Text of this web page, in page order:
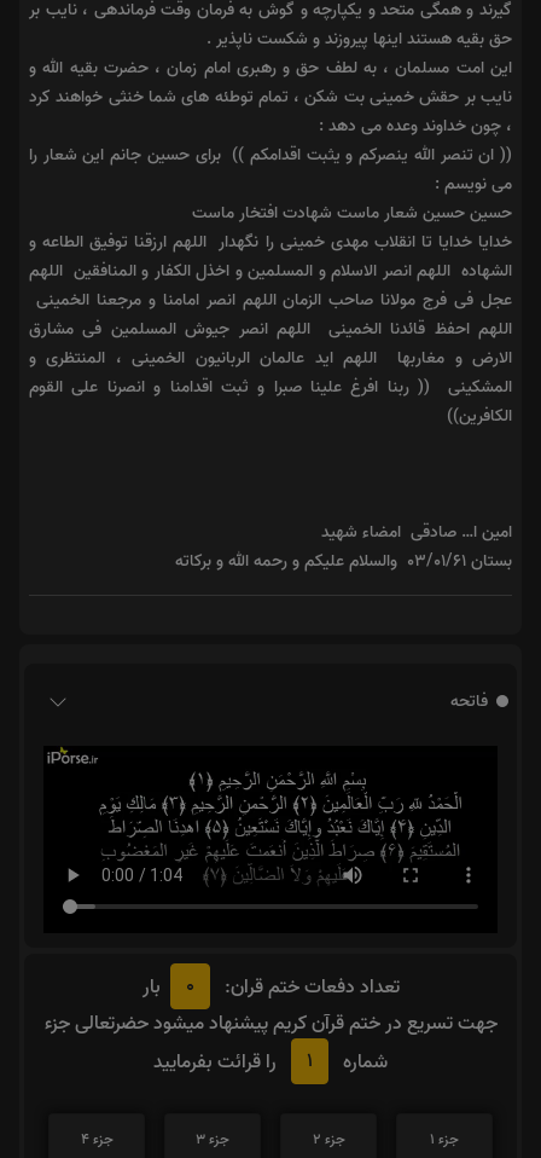
گیرند و همگى متحد و یکپارچه و گوش به فرمان وقت فرماندهى ، نایب بر
حق بقیه هستند اینها پیروزند و شکست ناپذیر .
این امت مسلمان ، به لطف حق و رهبرى امام زمان ، حضرت بقیه الله و
نایب بر حقش خمینى بت شکن ، تمام توطئه هاى شما خنثى خواهند کرد
، چون خداوند وعده مى دهد :
(( ان تنصر الله ینصرکم و یثبت اقدامکم )) ‎ ‏براى حسین جانم این شعار را
مى نویسم :
حسین حسین شعار ماست شهادت افتخار ماست ‎
‏خدایا خدایا تا انقلاب مهدى خمینى را نگهدار ‎ ‏اللهم ارزقنا توفیق الطاعه و
الشهاده ‎ ‏اللهم انصر الاسلام و المسلمین و اخذل الکفار و المنافقین ‎ ‏اللهم
‏اللهم احفظ قائدنا الخمینى ‎ ‏اللهم انصر جیوش المسلمین فى مشارق
الارض و مغاربها ‎ ‏اللهم اید عالمان الربانیون الخمینى ، المنتظرى و
المشکینى ‎ ‏(( ربنا افرغ علینا صبرا و ثبت اقدامنا و انصرنا على القوم
الکافرین))‎
امین ا… صادقى ‎ ‏امضاء شهید ‎
‏بستان ۰۳/۰۱/۶۱‎ ‏ والسلام علیکم و رحمه الله و برکاته
فاتحه
تعداد دفعات ختم قران: 0
بار
جهت تسریع در ختم قرآن کریم پیشنهاد میشود حضرتعالی جزء
شماره
1 را قرائت بفرمایید
جزء 1
جزء 2
جزء 3
جزء 4